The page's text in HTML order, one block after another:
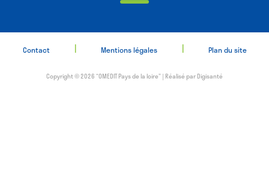
Contact | Mentions légales | Plan du site
Copyright © 2026 “OMEDIT Pays de la loire” | Réalisé parDigisanté